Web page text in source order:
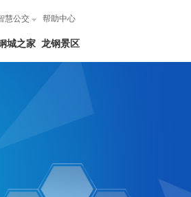
慧公交 帮助中心
龙钢景区
城之家